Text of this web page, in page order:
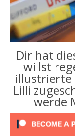
Dir hat
willst
illustrierte
Lilli
werde